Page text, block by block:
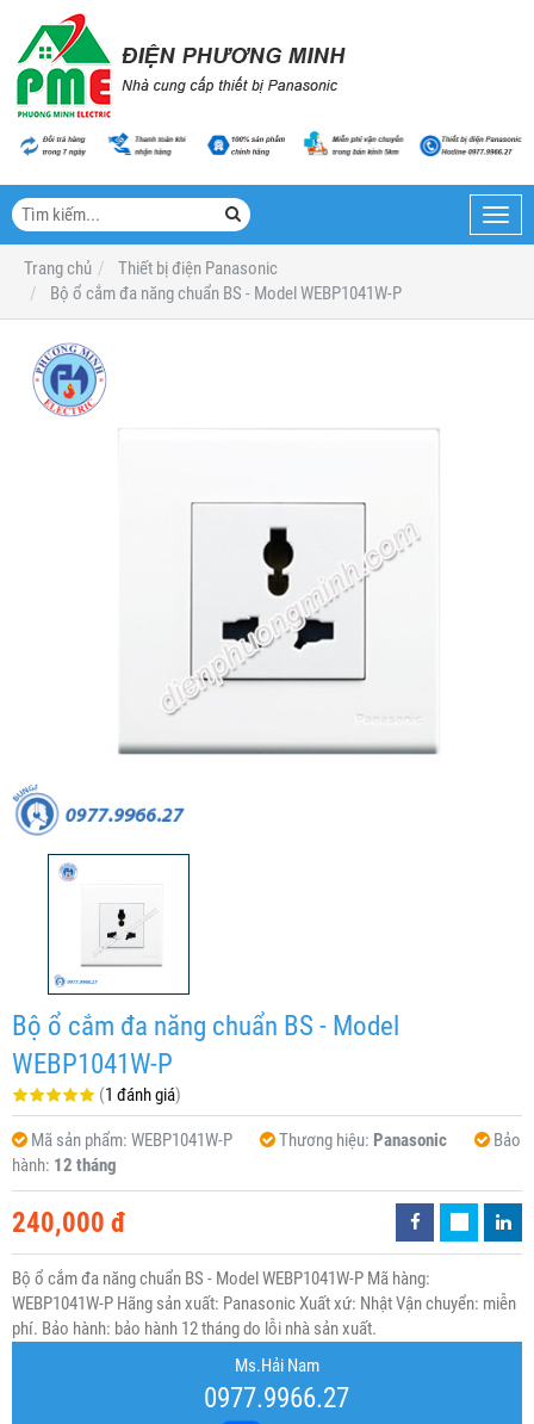
Trang chủ
Thiết bị điện Panasonic
Bộ ổ cắm đa năng chuẩn BS - Model WEBP1041W-P
Bộ ổ cắm đa năng chuẩn BS - Model
WEBP1041W-P
(1 đánh giá)
Mã sản phẩm: WEBP1041W-P Thương hiệu: Panasonic
Bảo
hành: 12 tháng
240,000 đ
Bộ ổ cắm đa năng chuẩn BS - Model WEBP1041W-P Mã hàng:
WEBP1041W-P Hãng sản xuất: Panasonic Xuất xứ: Nhật Vận chuyển: miễn
phí. Bảo hành: bảo hành 12 tháng do lỗi nhà sản xuất.
Ms.Hải Nam
0977.9966.27